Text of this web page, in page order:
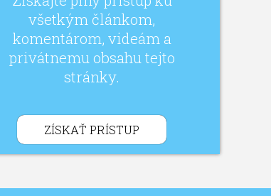
všetkým článkom,
komentárom, videám a
privátnemu obsahu tejto
stránky.
ZÍSKAŤ PRÍSTUP